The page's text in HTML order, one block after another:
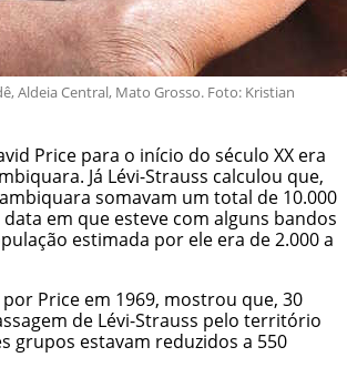
Aldeia Central, Mato Grosso. Foto: Kristian
Price para o início do século XX era
Já Lévi-Strauss calculou que,
somavam um total de 10.000
data em que esteve com alguns bandos
estimada por ele era de 2.000 a
Price em 1969, mostrou que, 30
de Lévi-Strauss pelo território
grupos estavam reduzidos a 550